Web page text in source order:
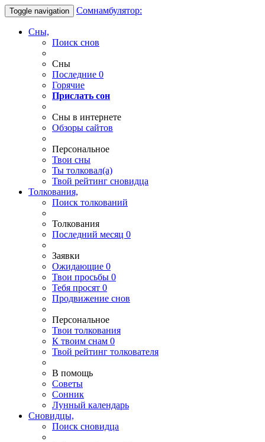
Toggle navigation Сомнамбулятор:
Сны,
Поиск снов
Сны
Последние 0
Горячие
Прислать сон
Сны в интернете
Обзоры сайтов
Персональное
Твои сны
Ты толковал(а)
Твой рейтинг сновидца
Толкования,
Поиск толкований
Толкования
Последний месяц 0
Заявки
Ожидающие 0
Твои просьбы 0
Тебя просят 0
Продвижение снов
Персональное
Твои толкования
К твоим снам 0
Твой рейтинг толкователя
В помощь
Советы
Сонник
Лунный календарь
Сновидцы,
Поиск сновидца